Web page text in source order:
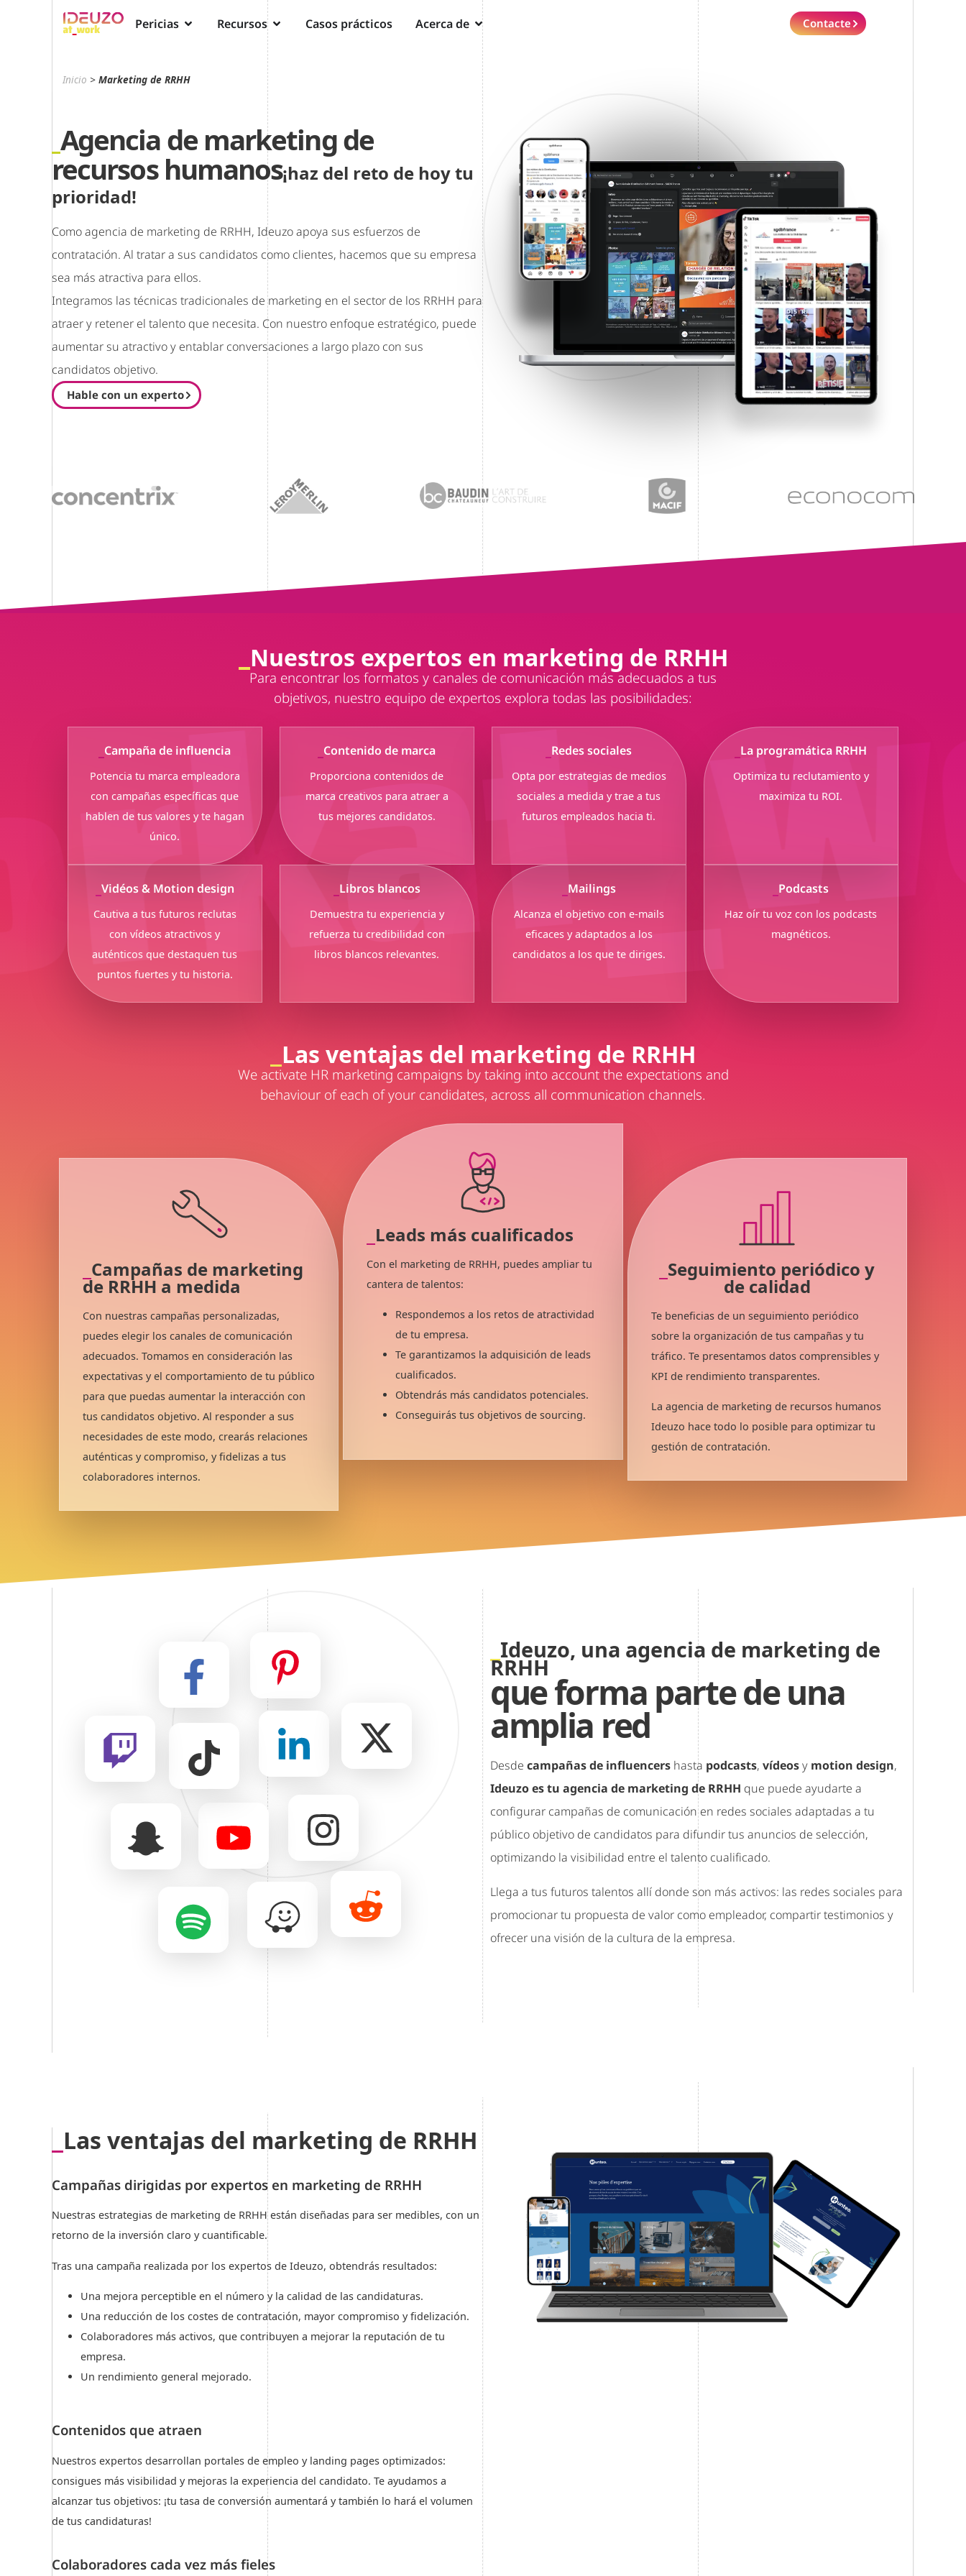
Pericias Recursos Casos prácticos Acerca de Contacte
Inicio >Marketing de RRHH
Agencia de marketing de
recursos humanos¡haz del reto de hoy tu
prioridad!
Como agencia de marketing de RRHH, Ideuzo apoya sus esfuerzos de
contratación. Al tratar a sus candidatos como clientes, hacemos que su empresa
sea más atractiva para ellos.
Integramos las técnicas tradicionales de marketing en el sector de los RRHH para
atraer y retener el talento que necesita. Con nuestro enfoque estratégico, puede
aumentar su atractivo y entablar conversaciones a largo plazo con sus
candidatos objetivo.
Hable con un experto
Nuestros expertos en marketing de RRHH
Para encontrar los formatos y canales de comunicación más adecuados a tus
objetivos, nuestro equipo de expertos explora todas las posibilidades:
Campaña de influencia
Potencia tu marca empleadora
con campañas específicas que
hablen de tus valores y te hagan
único.
Contenido de marca
Proporciona contenidos de
marca creativos para atraer a
tus mejores candidatos.
Redes sociales
Opta por estrategias de medios
sociales a medida y trae a tus
futuros empleados hacia ti.
La programática RRHH
Optimiza tu reclutamiento y
maximiza tu ROI.
Vidéos & Motion design
Cautiva a tus futuros reclutas
con vídeos atractivos y
auténticos que destaquen tus
puntos fuertes y tu historia.
Libros blancos
Demuestra tu experiencia y
refuerza tu credibilidad con
libros blancos relevantes.
Mailings
Alcanza el objetivo con e-mails
eficaces y adaptados a los
candidatos a los que te diriges.
Podcasts
Haz oír tu voz con los podcasts
magnéticos.
Las ventajas del marketing de RRHH
We activate HR marketing campaigns by taking into account the expectations and
behaviour of each of your candidates, across all communication channels.
Campañas de marketing
de RRHH a medida
Con nuestras campañas personalizadas,
puedes elegir los canales de comunicación
adecuados. Tomamos en consideración las
expectativas y el comportamiento de tu público
para que puedas aumentar la interacción con
tus candidatos objetivo. Al responder a sus
necesidades de este modo, crearás relaciones
auténticas y compromiso, y fidelizas a tus
colaboradores internos.
Leads más cualificados
Con el marketing de RRHH, puedes ampliar tu
cantera de talentos:
Respondemos a los retos de atractividad
de tu empresa.
Te garantizamos la adquisición de leads
cualificados.
Obtendrás más candidatos potenciales.
Conseguirás tus objetivos de sourcing.
Seguimiento periódico y
de calidad
Te beneficias de un seguimiento periódico
sobre la organización de tus campañas y tu
tráfico. Te presentamos datos comprensibles y
KPI de rendimiento transparentes.
La agencia de marketing de recursos humanos
Ideuzo hace todo lo posible para optimizar tu
gestión de contratación.
Ideuzo, una agencia de marketing de
RRHH
que forma parte de una
amplia red
Desde campañas de influencers hasta podcasts, vídeosy motion design,
Ideuzo es tu agencia de marketing de RRHH que puede ayudarte a
configurar campañas de comunicación en redes sociales adaptadas a tu
público objetivo de candidatos para difundir tus anuncios de selección,
optimizando la visibilidad entre el talento cualificado.
Llega a tus futuros talentos allí donde son más activos: las redes sociales para
promocionar tu propuesta de valor como empleador, compartir testimonios y
ofrecer una visión de la cultura de la empresa.
Las ventajas del marketing de RRHH
Campañas dirigidas por expertos en marketing de RRHH
Nuestras estrategias de marketing de RRHH están diseñadas para ser medibles, con un
retorno de la inversión claro y cuantificable.
Tras una campaña realizada por los expertos de Ideuzo, obtendrás resultados:
Una mejora perceptible en el número y la calidad de las candidaturas.
Una reducción de los costes de contratación, mayor compromiso y fidelización.
Colaboradores más activos, que contribuyen a mejorar la reputación de tu
empresa.
Un rendimiento general mejorado.
Contenidos que atraen
Nuestros expertos desarrollan portales de empleo y landing pages optimizados:
consigues más visibilidad y mejoras la experiencia del candidato. Te ayudamos a
alcanzar tus objetivos: ¡tu tasa de conversión aumentará y también lo hará el volumen
de tus candidaturas!
Colaboradores cada vez más fieles